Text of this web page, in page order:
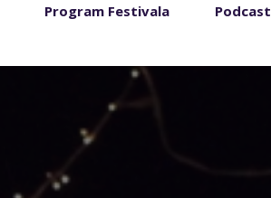
Program Festivala Podcast